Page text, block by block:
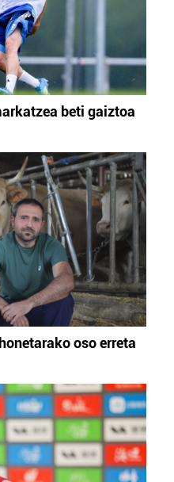
beti gaiztoa
oso erreta